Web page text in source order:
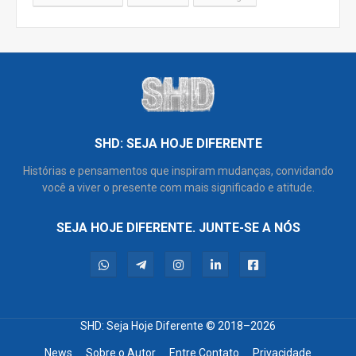
SHD: SEJA HOJE DIFERENTE
Histórias e pensamentos que inspiram mudanças, convidando
você a viver o presente com mais significado e atitude.
SEJA HOJE DIFERENTE. JUNTE-SE A NÓS
SHD: Seja Hoje Diferente © 2018–2026
News Sobre o Autor Entre Contato Privacidade